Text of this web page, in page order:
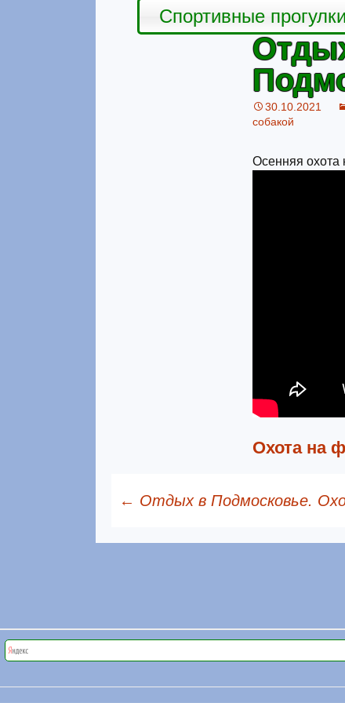
Спортивные прогулки
30.10.2021
собакой
Осенняя охота
Охота на
← Отдых в Подмосковье.